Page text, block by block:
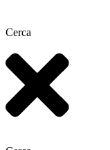
Cerca